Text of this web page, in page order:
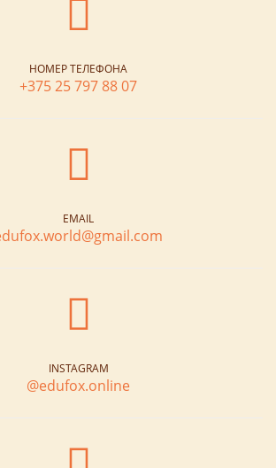
НОМЕР ТЕЛЕФОНА
+375 25 797 88 07
EMAIL
INSTAGRAM
@edufox.online